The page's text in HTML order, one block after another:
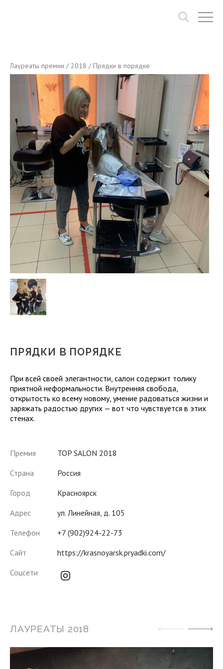
Лауреаты премии / 2018 / Прядки в порядке
ПРЯДКИ В ПОРЯДКЕ
При всей своей элегантности, салон содержит толику
приятной неформальности. Внутренняя свобода,
открытость ко всему новому, умение радоваться жизни и
заряжать радостью других — вот что чувствуется в этих
стенах.
Премия
TOP SALON 2018
Страна
Россия
Город
Красноярск
Адрес
ул. Линейная, д. 105
Телефон
+7 (902)924-22-73
Сайт
https://krasnoyarsk.pryadki.com/
Соцсети
instagram
ЛАУРЕАТЫ 2018